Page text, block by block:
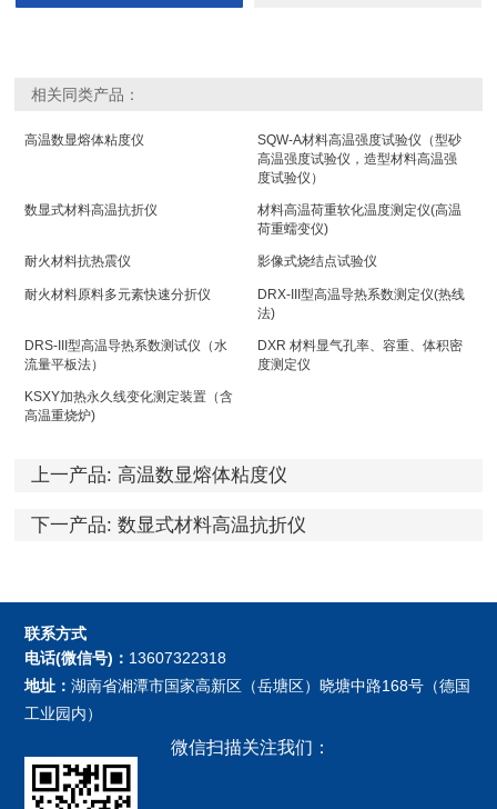
相关同类产品：
高温数显熔体粘度仪
SQW-A材料高温强度试验仪（型砂
高温强度试验仪，造型材料高温强
度试验仪）
数显式材料高温抗折仪
材料高温荷重软化温度测定仪(高温
荷重蠕变仪)
耐火材料抗热震仪 影像式烧结点试验仪
耐火材料原料多元素快速分折仪
DRX-III型高温导热系数测定仪(热线
法)
DRS-III型高温导热系数测试仪（水
流量平板法）
DXR 材料显气孔率、容重、体积密
度测定仪
KSXY加热永久线变化测定装置（含
高温重烧炉)
上一产品: 高温数显熔体粘度仪
下一产品: 数显式材料高温抗折仪
联系方式
电话(微信号)： 13607322318
地址：湖南省湘潭市国家高新区（岳塘区）晓塘中路168号（德国
工业园内）
微信扫描关注我们：